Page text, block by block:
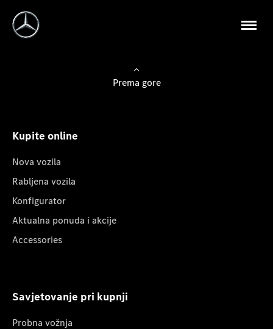
Prema gore
Kupite online
Nova vozila
Rabljena vozila
Konfigurator
Aktualna ponuda i akcije
Accessories
Savjetovanje pri kupnji
Probna vožnja